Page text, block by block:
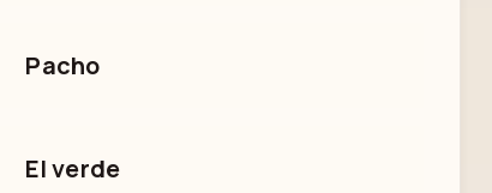
Pacho
El verde